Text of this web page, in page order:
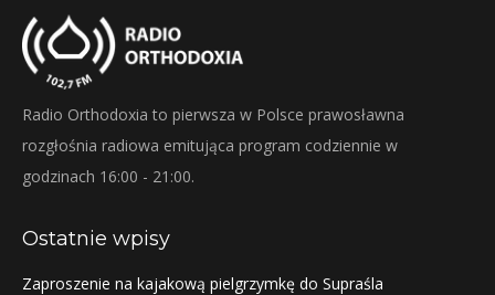
Radio Orthodoxia to pierwsza w Polsce prawosławna
rozgłośnia radiowa emitująca program codziennie w
godzinach 16:00 - 21:00.
Ostatnie wpisy
Zaproszenie na kajakową pielgrzymkę do Supraśla